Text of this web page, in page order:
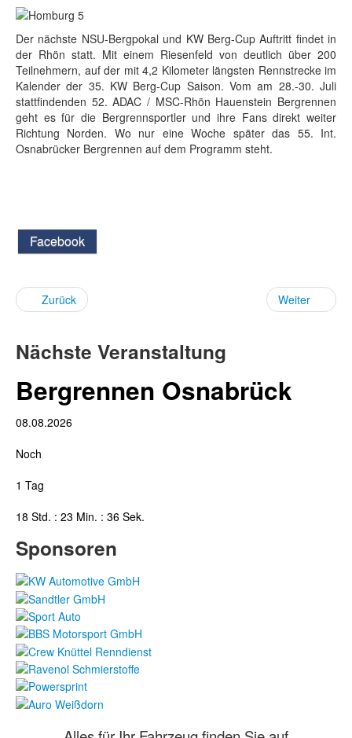
Der nächste NSU-Bergpokal und KW Berg-Cup Auftritt findet in
der Rhön statt. Mit einem Riesenfeld von deutlich über 200
Teilnehmern, auf der mit 4,2 Kilometer längsten Rennstrecke im
Kalender der 35. KW Berg-Cup Saison. Vom am 28.-30. Juli
stattfindenden 52. ADAC / MSC-Rhön Hauenstein Bergrennen
geht es für die Bergrennsportler und ihre Fans direkt weiter
Richtung Norden. Wo nur eine Woche später das 55. Int.
Osnabrücker Bergrennen auf dem Programm steht.
Facebook
Zurück Weiter
Nächste Veranstaltung
Bergrennen Osnabrück
08.08.2026
Noch
1 Tag
18 Std. : 23 Min. : 36 Sek.
Sponsoren